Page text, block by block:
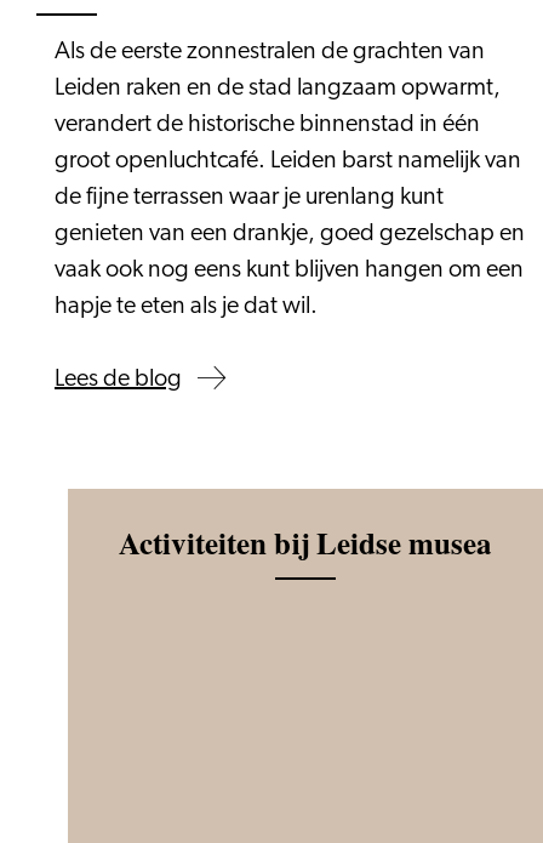
Als de eerste zonnestralen de grachten van
Leiden raken en de stad langzaam opwarmt,
verandert de historische binnenstad in één
groot openluchtcafé. Leiden barst namelijk van
de fijne terrassen waar je urenlang kunt
genieten van een drankje, goed gezelschap en
vaak ook nog eens kunt blijven hangen om een
hapje te eten als je dat wil.
Lees de blog
Activiteiten bij Leidse musea